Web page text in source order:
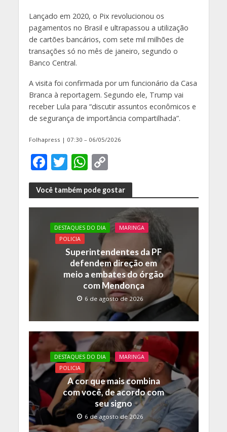
Lançado em 2020, o Pix revolucionou os
pagamentos no Brasil e ultrapassou a utilização
de cartões bancários, com sete mil milhões de
transações só no mês de janeiro, segundo o
Banco Central.
A visita foi confirmada por um funcionário da Casa
Branca à reportagem. Segundo ele, Trump vai
receber Lula para “discutir assuntos econômicos e
de segurança de importância compartilhada”.
Folhapress | 07:30 – 06/05/2026
F
ac
e
b
o
o
T
w
itt
er
W
h
at
s
A
p
p
C
o
p
y
Li
n
k
Você também pode gostar
DESTAQUES DO DIA
MARINGA
POLICIA
Superintendentes da PF
defendem direção em
meio a embates do órgão
com Mendonça
6 de agosto de 2026
DESTAQUES DO DIA
MARINGA
POLICIA
A cor que mais combina
com você, de acordo com
seu signo
6 de agosto de 2026